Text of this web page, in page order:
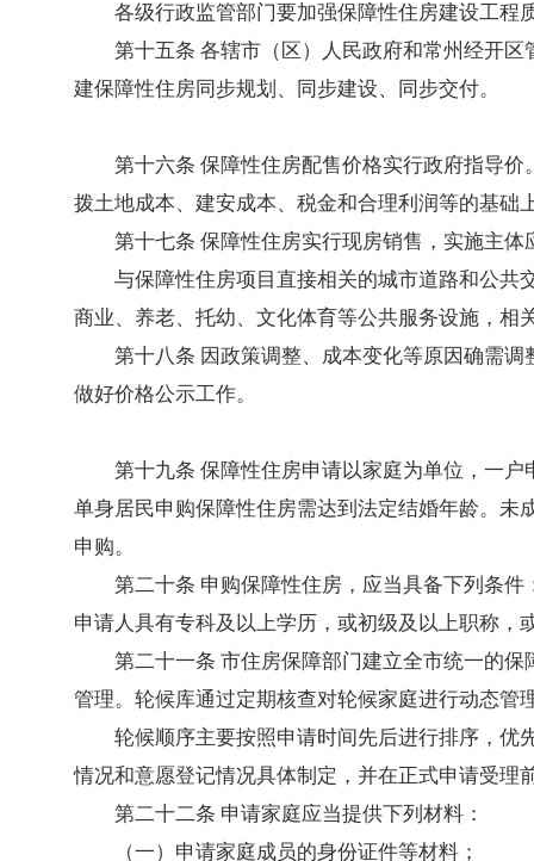
各级行政监管部门要加强保障性住房建设工程
第十五条 各辖市（区）人民政府和常州经开
建保障性住房同步规划、同步建设、同步交付。
第十六条 保障性住房配售价格实行政府指导
拨土地成本、建安成本、税金和合理利润等的基
第十七条 保障性住房实行现房销售，实施主
与保障性住房项目直接相关的城市道路和公共
商业、养老、托幼、文化体育等公共服务设施，相
第十八条 因政策调整、成本变化等原因确需
做好价格公示工作。
第十九条 保障性住房申请以家庭为单位，一
单身居民申购保障性住房需达到法定结婚年龄。
申购。
第二十条 申购保障性住房，应当具备下列条
申请人具有专科及以上学历，或初级及以上职称
第二十一条 市住房保障部门建立全市统一的
管理。轮候库通过定期核查对轮候家庭进行动态管
轮候顺序主要按照申请时间先后进行排序，优
情况和意愿登记情况具体制定，并在正式申请受理
第二十二条 申请家庭应当提供下列材料：
（一）申请家庭成员的身份证件等材料；